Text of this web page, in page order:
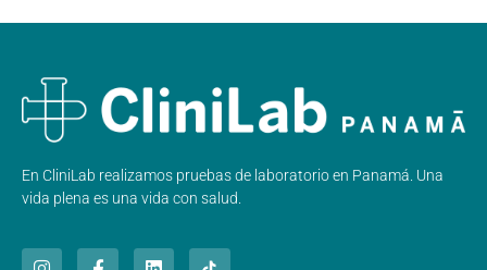
En CliniLab realizamos pruebas de laboratorio en Panamá. Una
vida plena es una vida con salud.